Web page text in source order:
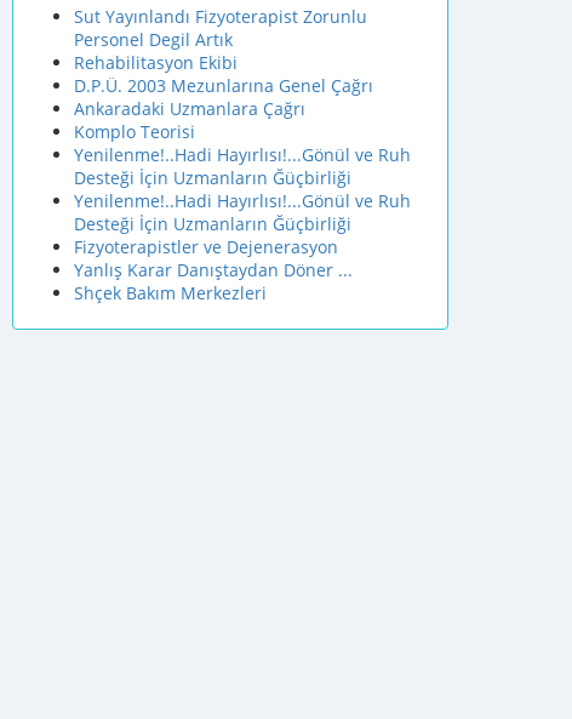
Sut Yayınlandı Fizyoterapist Zorunlu
Personel Degil Artık
Rehabilitasyon Ekibi
D.P.Ü. 2003 Mezunlarına Genel Çağrı
Ankaradaki Uzmanlara Çağrı
Komplo Teorisi
Yenilenme!..Hadi Hayırlısı!...Gönül ve Ruh
Desteği İçin Uzmanların Ğüçbirliği
Yenilenme!..Hadi Hayırlısı!...Gönül ve Ruh
Desteği İçin Uzmanların Ğüçbirliği
Fizyoterapistler ve Dejenerasyon
Yanlış Karar Danıştaydan Döner ...
Shçek Bakım Merkezleri